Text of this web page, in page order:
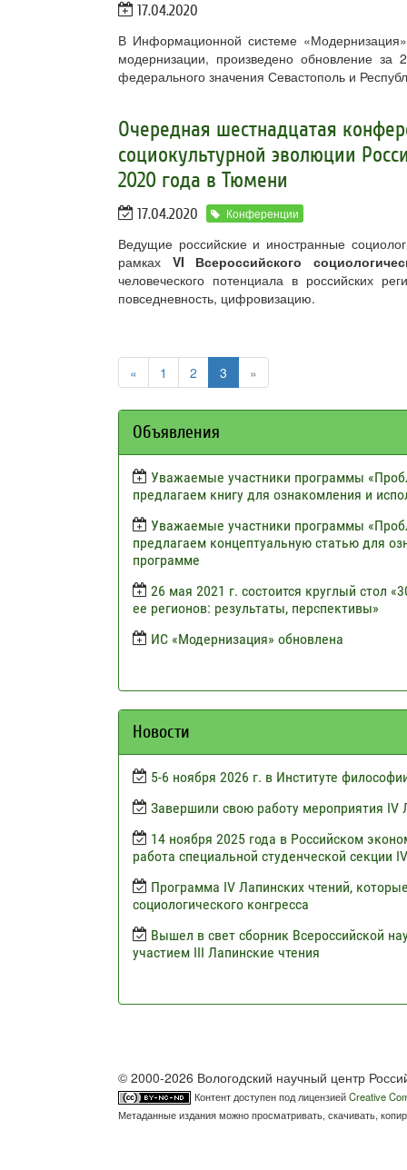
17.04.2020
В Информационной системе
модернизации, произведено обновление
федерального значения Севастополь и
Очередная шестнадцатая
социокультурной эволюции
2020 года в Тюмени
17.04.2020 Конференции
Ведущие российские и иностранные
рамках VI Всероссийского
человеческого потенциала в российских
повседневность, цифровизацию.
« 1 2 3 »
Объявления
Уважаемые участники программы
предлагаем книгу для ознакомления и
Уважаемые участники программы
предлагаем концептуальную статью для
программе
26 мая 2021 г. состоится круглый стол
ее регионов: результаты, перспективы»
ИС «Модернизация» обновлена
Новости
5-6 ноября 2026 г. в Институте
Завершили свою работу мероприятия IV
14 ноября 2025 года в Российском
работа специальной студенческой секции
Программа IV Лапинских чтений,
социологического конгресса
Вышел в свет сборник Всероссийской
участием III Лапинские чтения
© 2000-2026 Вологодский научный центр
Контент доступен под лицензиейCreative
Метаданные издания можно просматривать, скачивать,